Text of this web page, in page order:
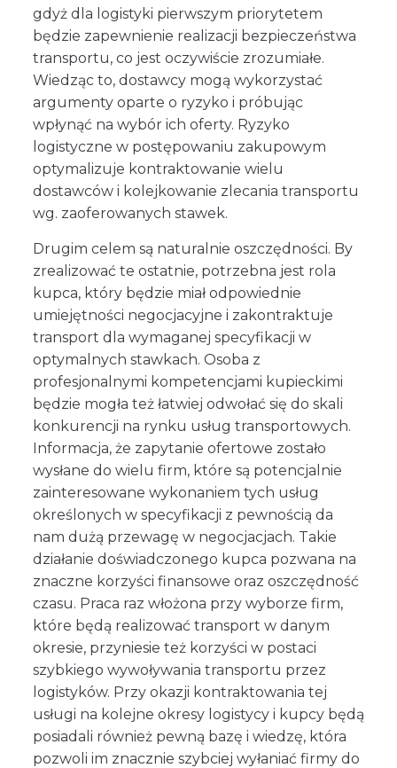
gdyż dla logistyki pierwszym priorytetem
będzie zapewnienie realizacji bezpieczeństwa
transportu, co jest oczywiście zrozumiałe.
Wiedząc to, dostawcy mogą wykorzystać
argumenty oparte o ryzyko i próbując
wpłynąć na wybór ich oferty. Ryzyko
logistyczne w postępowaniu zakupowym
optymalizuje kontraktowanie wielu
dostawców i kolejkowanie zlecania transportu
wg. zaoferowanych stawek.
Drugim celem są naturalnie oszczędności. By
zrealizować te ostatnie, potrzebna jest rola
kupca, który będzie miał odpowiednie
umiejętności negocjacyjne i zakontraktuje
transport dla wymaganej specyfikacji w
optymalnych stawkach. Osoba z
profesjonalnymi kompetencjami kupieckimi
będzie mogła też łatwiej odwołać się do skali
konkurencji na rynku usług transportowych.
Informacja, że zapytanie ofertowe zostało
wysłane do wielu firm, które są potencjalnie
zainteresowane wykonaniem tych usług
określonych w specyfikacji z pewnością da
nam dużą przewagę w negocjacjach. Takie
działanie doświadczonego kupca pozwana na
znaczne korzyści finansowe oraz oszczędność
czasu. Praca raz włożona przy wyborze firm,
które będą realizować transport w danym
okresie, przyniesie też korzyści w postaci
szybkiego wywoływania transportu przez
logistyków. Przy okazji kontraktowania tej
usługi na kolejne okresy logistycy i kupcy będą
posiadali również pewną bazę i wiedzę, która
pozwoli im znacznie szybciej wyłaniać firmy do